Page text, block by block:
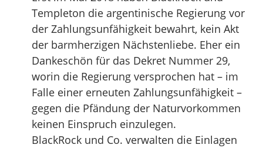
Templeton die argentinische Regierung vor
der Zahlungsunfähigkeit bewahrt, kein Akt
der barmherzigen Nächstenliebe. Eher ein
Dankeschön für das Dekret Nummer 29,
worin die Regierung versprochen hat – im
Falle einer erneuten Zahlungsunfähigkeit –
gegen die Pfändung der Naturvorkommen
keinen Einspruch einzulegen.
BlackRock und Co. verwalten die Einlagen